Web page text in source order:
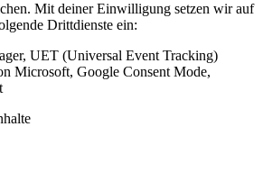
Mit deiner Einwilligung setzen wir auf
Drittdienste ein:
UET (Universal Event Tracking)
Microsoft, Google Consent Mode,